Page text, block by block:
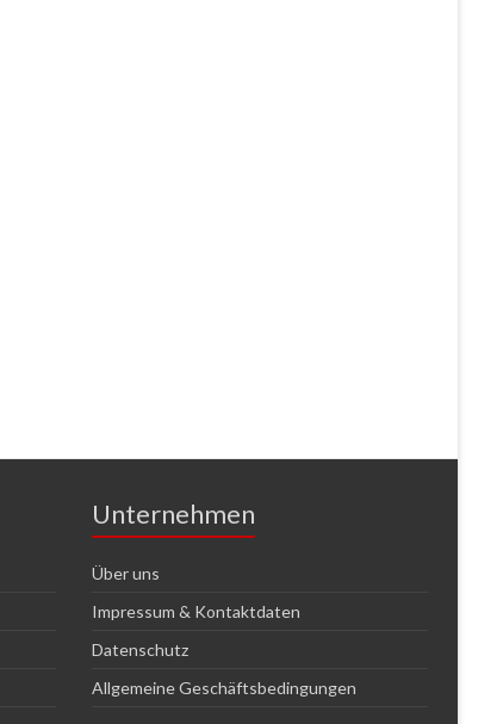
Unternehmen
Über uns
Impressum & Kontaktdaten
Datenschutz
Allgemeine Geschäftsbedingungen